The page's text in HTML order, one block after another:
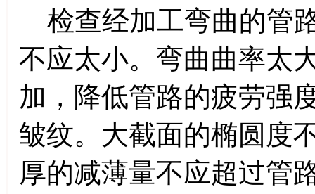
检查经加工弯曲的管
不应太小。弯曲曲率太
加，降低管路的疲劳强
皱纹。大截面的椭圆度
厚的减薄量不应超过管